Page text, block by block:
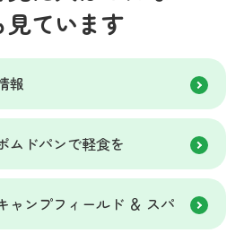
見ています
報
ムドパンで軽食を
ャンプフィールド ＆ スパ